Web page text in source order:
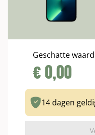
Geschatte
€0,00
14 dagen